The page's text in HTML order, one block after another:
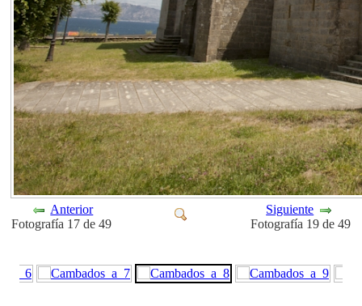
Anterior
Fotografía 17 de 49
Siguiente
Fotografía 19 de 49